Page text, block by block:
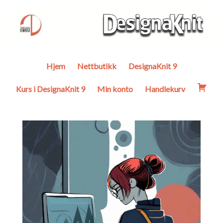
Hjem Nettbutikk DesignaKnit 9
Kurs i DesignaKnit 9 Min konto Handlekurv